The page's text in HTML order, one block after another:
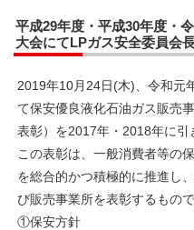
平成29年度・平成30年度・
大会にてLPガス安全委員会
2019年10月24日(木)、令和元
て保安優良液化石油ガス販売
表彰）を2017年・2018年に引
この表彰は、一般消費者等の
を総合的かつ積極的に推進し
び販売事業所を表彰するもので
①保安方針